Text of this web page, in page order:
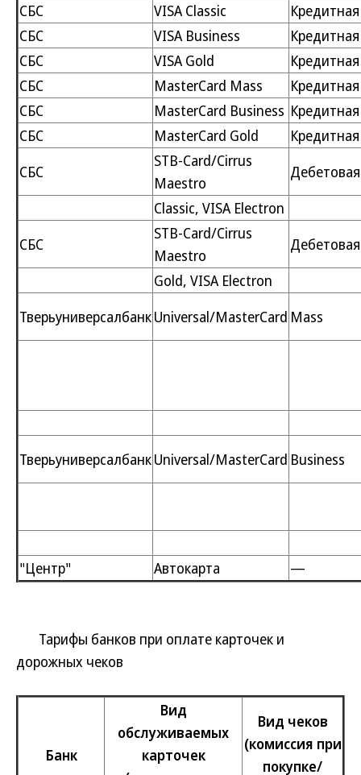
СБС VISA Classic
Кредитная
СБС
VISA Business
Кредитная
СБС
VISA Gold
Кредитная
СБС
MasterCard Mass
Кредитная
СБС
MasterCard Business Кредитная
СБС
MasterCard Gold
Кредитная
СБС
STB-Card/Cirrus
Maestro
Дебетовая
Classic, VISA Electron
СБС
STB-Card/Cirrus
Maestro
Дебетовая
Gold, VISA Electron
ТверьуниверсалбанкUniversal/MasterCard Mass
ТверьуниверсалбанкUniversal/MasterCard Business
"Центр" Автокарта —
Тарифы банков при оплате карточек и
дорожных чеков
Банк
Вид
обслуживаемых
карточек
Вид чеков
(комиссия при
покупке/